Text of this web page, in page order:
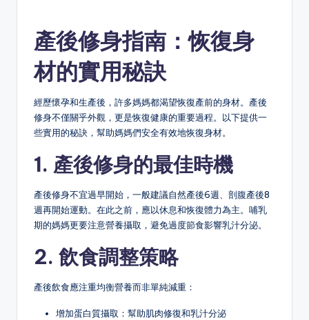
產後修身指南：恢復身
材的實用秘訣
經歷懷孕和生產後，許多媽媽都渴望恢復產前的身材。產後
修身不僅關乎外觀，更是恢復健康的重要過程。以下提供一
些實用的秘訣，幫助媽媽們安全有效地恢復身材。
1. 產後修身的最佳時機
產後修身不宜過早開始，一般建議自然產後6週、剖腹產後8
週再開始運動。在此之前，應以休息和恢復體力為主。哺乳
期的媽媽更要注意營養攝取，避免過度節食影響乳汁分泌。
2. 飲食調整策略
產後飲食應注重均衡營養而非單純減重：
增加蛋白質攝取：幫助肌肉修復和乳汁分泌